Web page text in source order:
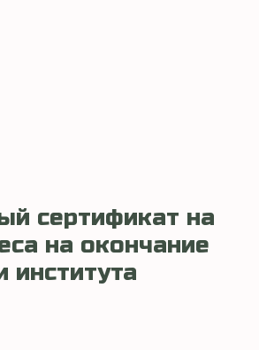
сертификат на
на окончание